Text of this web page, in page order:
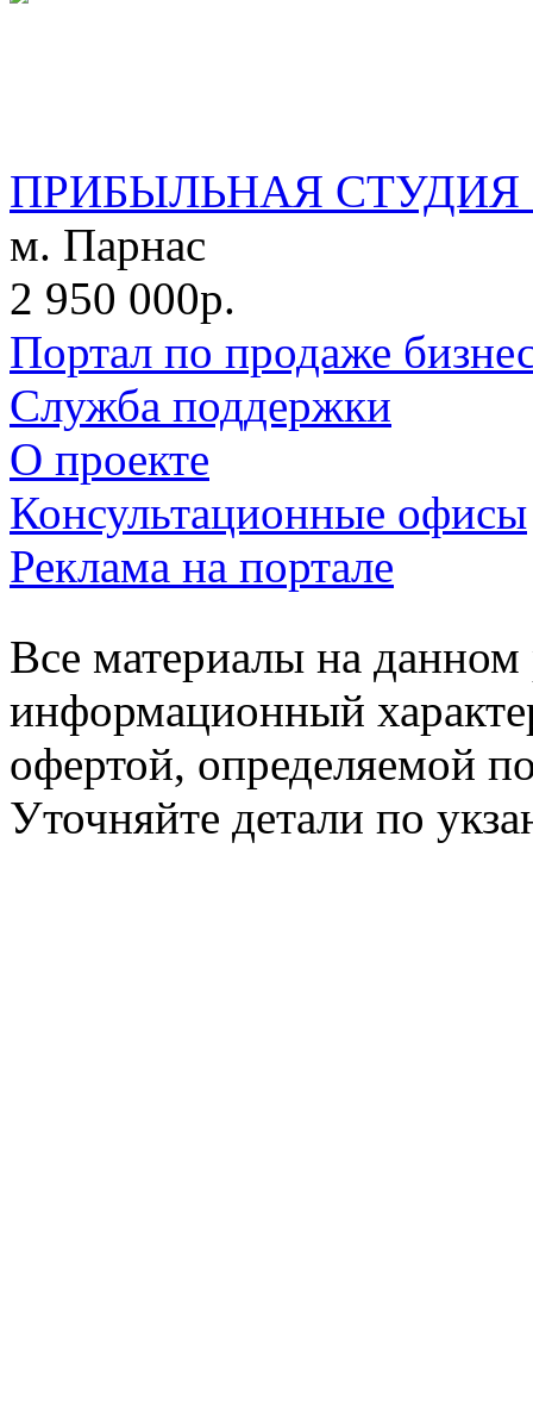
ПРИБЫЛЬНАЯ СТУДИЯ
м. Парнас
2 950 000р.
Портал по продаже
Служба поддержки
О проекте
Консультационные офисы
Реклама на портале
Все материалы на данном
информационный
офертой, определяемой
Уточняйте детали по